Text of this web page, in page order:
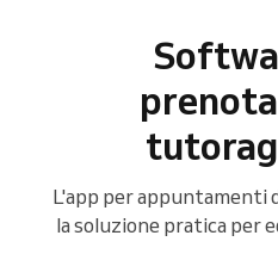
L'app per appuntamenti
la soluzione pratica per